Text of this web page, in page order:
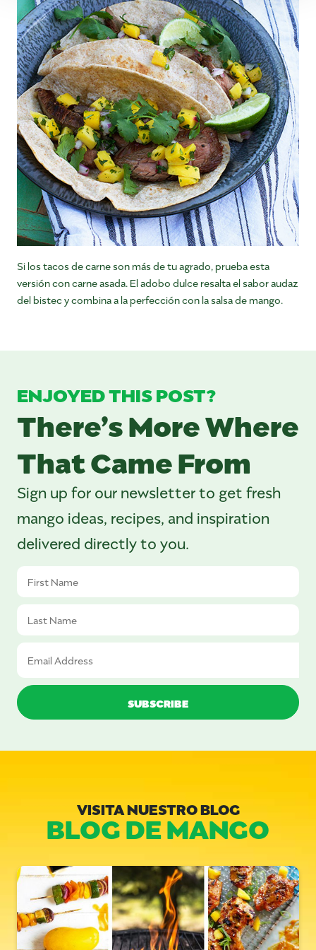
Si los tacos de carne son más de tu agrado, prueba esta
versión con carne asada. El adobo dulce resalta el sabor audaz
del bistec y combina a la perfección con la salsa de mango.
ENJOYED THIS POST?
There’s More Where
That Came From
Sign up for our newsletter to get fresh
mango ideas, recipes, and inspiration
delivered directly to you.
VISITA NUESTRO BLOG
BLOG DE MANGO